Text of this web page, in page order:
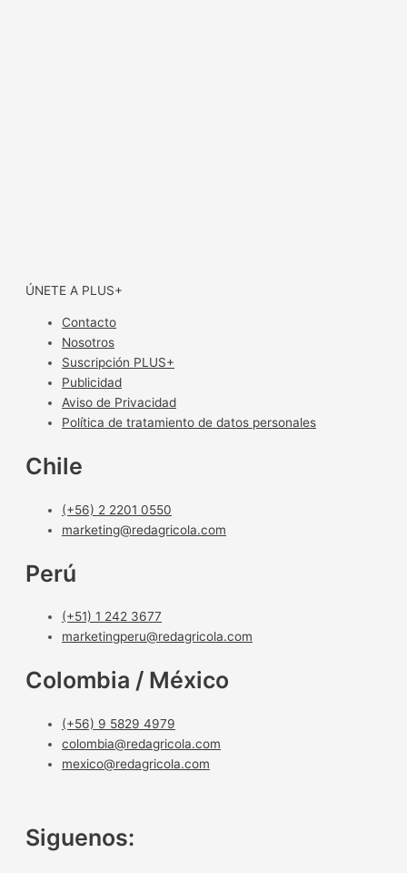
ÚNETE A PLUS+
Contacto
Nosotros
Suscripción PLUS+
Publicidad
Aviso de Privacidad
Política de tratamiento de datos personales
Chile
(+56) 2 2201 0550
marketing@redagricola.com
Perú
(+51) 1 242 3677
marketingperu@redagricola.com
Colombia / México
(+56) 9 5829 4979
colombia@redagricola.com
mexico@redagricola.com
Siguenos: